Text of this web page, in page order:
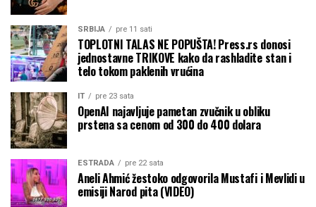
SRBIJA pre 11 sati
TOPLOTNI TALAS NE POPUŠTA! Press.rs donosi
jednostavne TRIKOVE kako da rashladite stan i
telo tokom paklenih vrućina
IT pre 23 sata
OpenAI najavljuje pametan zvučnik u obliku
prstena sa cenom od 300 do 400 dolara
ESTRADA pre 22 sata
Aneli Ahmić žestoko odgovorila Mustafi i Mevlidi u
emisiji Narod pita (VIDEO)